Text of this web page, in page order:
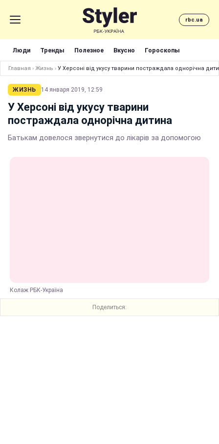
rbc.ua
Люди Тренды Полезное Вкусно Гороскопы
Главная › Жизнь › У Херсоні від укусу тварини постраждала однорічна
ЖИЗНЬ 14 января 2019, 12:59
У Херсоні від укусу тварини
постраждала однорічна дитина
Батькам довелося звернутися до лікарів за допомогою
Колаж РБК-Україна
Поделиться: